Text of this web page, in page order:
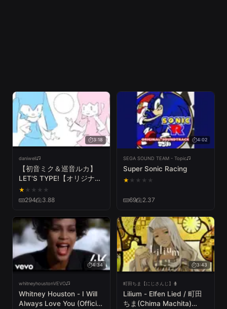
3:18
daniwell
【初音ミク＆巡音ルカ】
LET'S TYPE!【オリジナル
ープ】
★ ★ ★ ★ ★
294 3.88
4:02
SEGA SOUND TEAM - Topic
Super Sonic Racing
★ ★ ★ ★ ★
69 2.37
4:34
whitneyhoustonVEVO
Whitney Houston - I Will
Always Love You (Official
3:43
町田ちま【にじさんじ】
Lilium - Elfen Lied / 町田
ちま(Chima Machita)